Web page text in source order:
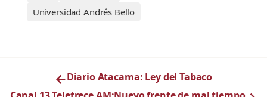
Universidad Andrés Bello
←Diario Atacama: Ley del Tabaco